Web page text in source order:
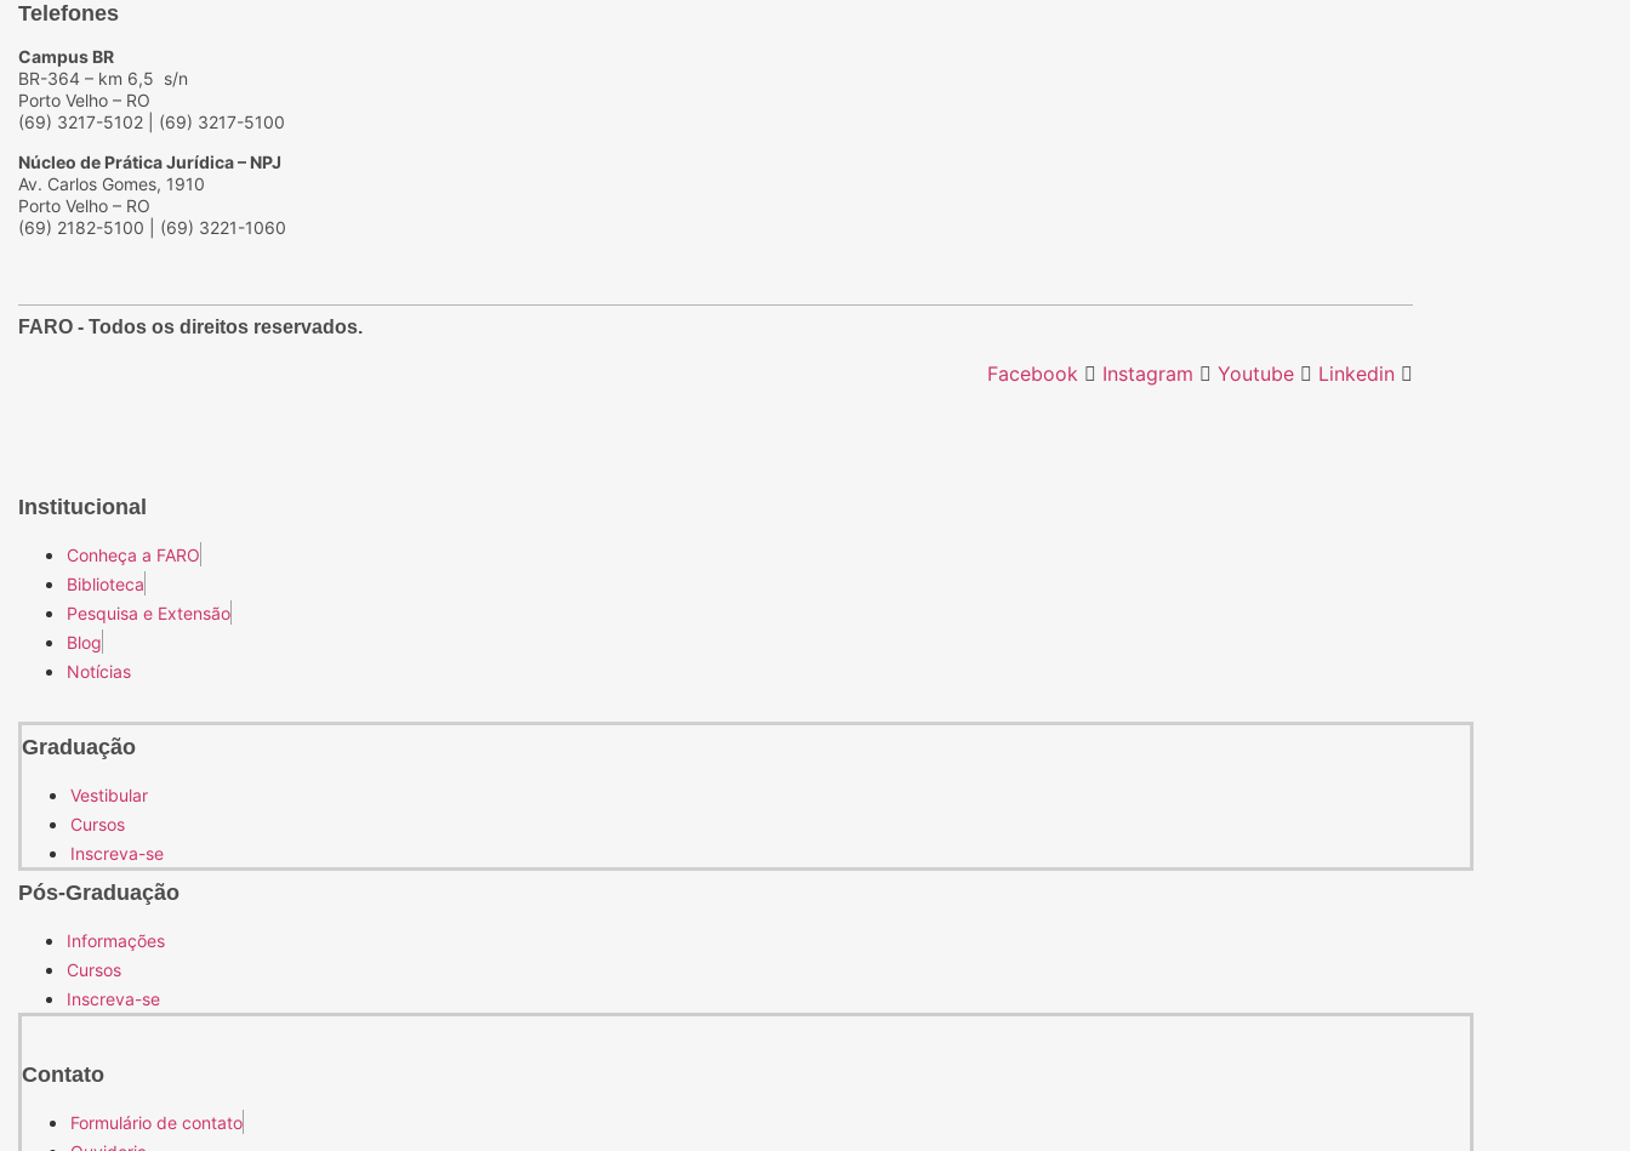
Telefones
Campus BR
BR-364 – km 6,5 s/n
Porto Velho – RO
(69) 3217-5102 | (69) 3217-5100
Núcleo de Prática Jurídica – NPJ
Av. Carlos Gomes, 1910
Porto Velho – RO
(69) 2182-5100 | (69) 3221-1060
FARO - Todos os direitos reservados.
Facebook Instagram Youtube Linkedin
Institucional
Conheça a FARO
Biblioteca
Pesquisa e Extensão
Blog
Notícias
Graduação
Vestibular
Cursos
Inscreva-se
Pós-Graduação
Informações
Cursos
Inscreva-se
Contato
Formulário de contato